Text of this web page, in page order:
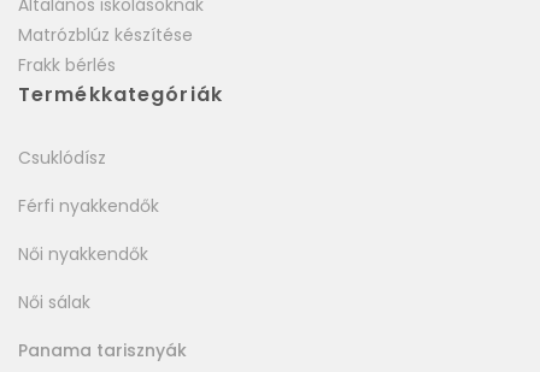
Általános iskolásoknak
Matrózblúz készítése
Frakk bérlés
Termékkategóriák
Csuklódísz
Férfi nyakkendők
Női nyakkendők
Női sálak
Panama tarisznyák